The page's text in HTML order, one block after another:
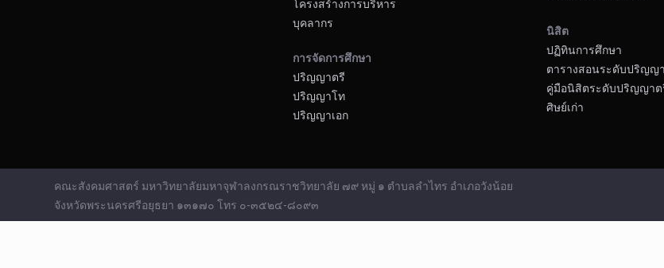
โครงสร้างการบริหาร
บุคลากร
การจัดการศึกษา
ปริญญาตรี
ปริญญาโท
ปริญญาเอก
นิสิต
ปฏิทินการศึกษา
ตารางสอนระดับปริญญ
คู่มือนิสิตระดับปริญญาต
ศิษย์เก่า
คณะสังคมศาสตร์ มหาวิทยาลัยมหาจุฬาลงกรณราชวิทยาลัย ๗๙ หมู่ ๑ ตำบลลำไทร อำเภอวังน้อย
จังหวัดพระนครศรีอยุธยา ๑๓๑๗๐ โทร ๐-๓๕๒๔-๘๐๙๓